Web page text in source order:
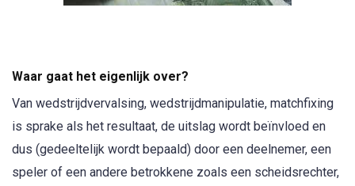
Waar gaat het eigenlijk over?
Van wedstrijdvervalsing, wedstrijdmanipulatie, matchfixing
is sprake als het resultaat, de uitslag wordt beïnvloed en
dus (gedeeltelijk wordt bepaald) door een deelnemer, een
speler of een andere betrokkene zoals een scheidsrechter,